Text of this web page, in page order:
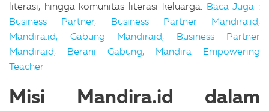
literasi, hingga komunitas literasi keluarga. Baca Juga :
Business Partner, Business Partner Mandira.id,
Mandira.id, Gabung Mandiraid, Business Partner
Mandiraid, Berani Gabung, Mandira Empowering
Teacher
Misi Mandira.id dalam